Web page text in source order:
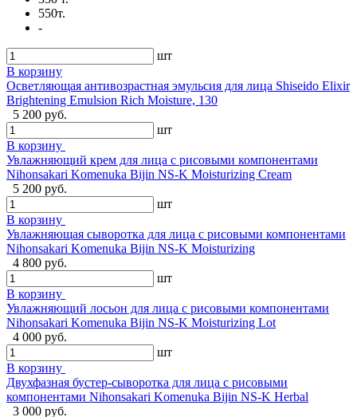
550т.
-
шт
В корзину
Осветляющая антивозрастная эмульсия для лица Shiseido Elixir
Brightening Emulsion Rich Moisture, 130
5 200 руб.
шт
В корзину
Увлажняющий крем для лица с рисовыми компонентами
Nihonsakari Komenuka Bijin NS-K Moisturizing Cream
5 200 руб.
шт
В корзину
Увлажняющая сыворотка для лица с рисовыми компонентами
Nihonsakari Komenuka Bijin NS-K Moisturizing
4 800 руб.
шт
В корзину
Увлажняющий лосьон для лица с рисовыми компонентами
Nihonsakari Komenuka Bijin NS-K Moisturizing Lot
4 000 руб.
шт
В корзину
Двухфазная бустер-сыворотка для лица с рисовыми
компонентами Nihonsakari Komenuka Bijin NS-K Herbal
3 000 руб.